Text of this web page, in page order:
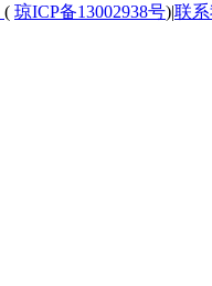
( 琼ICP备13002938号)|联